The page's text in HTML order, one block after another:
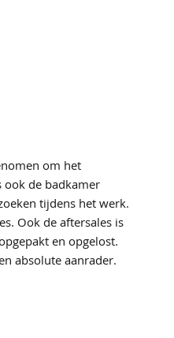
om het
ook de badkamer
tijdens het werk.
Ook de aftersales is
en opgelost.
absolute aanrader.